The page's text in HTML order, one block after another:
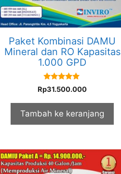
Paket Kombinasi DAMU
Mineral dan RO Kapasitas
1.000 GPD
5.00
out of 5
Rp31.500.000
Tambah ke keranjang